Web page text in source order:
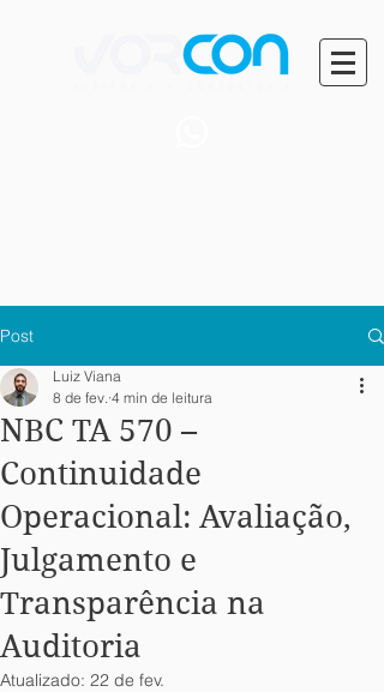
Post
NBC TA 570 –
Continuidade
Operacional: Avaliação,
Julgamento e
Transparência na
Auditoria
Luiz Viana
8 de fev. 4 min de leitura
Atualizado: 22 de fev.